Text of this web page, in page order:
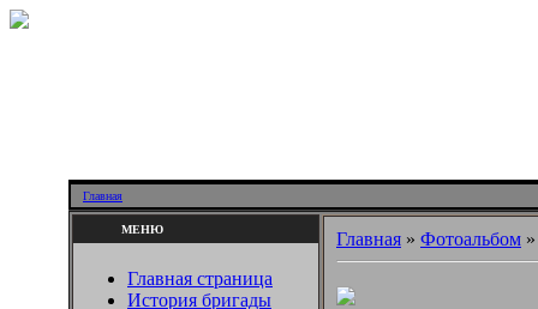
Главная
МЕНЮ
Главная страница
История бригады
Главная » Фотоальбом